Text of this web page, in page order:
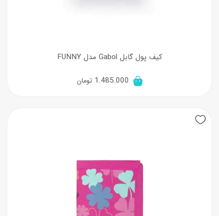
کیف پول گابل Gabol مدل FUNNY
1.485.000 تومان